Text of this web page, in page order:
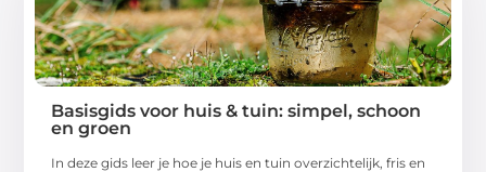
Basisgids voor huis & tuin: simpel, schoon
en groen
In deze gids leer je hoe je huis en tuin overzichtelijk, fris en